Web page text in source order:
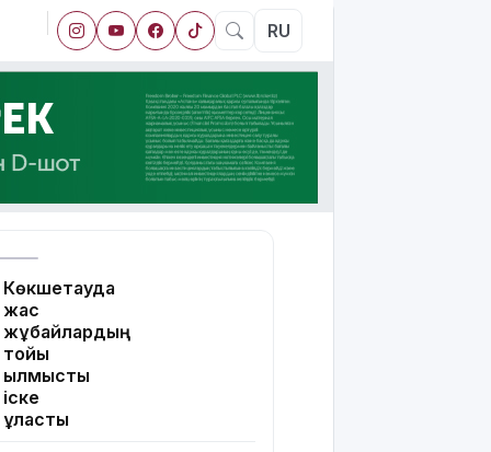
RU
Көкшетауда
жас
жұбайлардың
тойы
қылмыстық
іске
ұласты